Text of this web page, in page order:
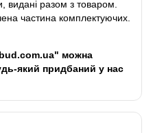
разом з товаром.
частина комплектуючих.
можна
який придбаний у нас